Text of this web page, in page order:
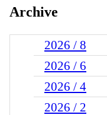
Archive
2026 / 8
2026 / 6
2026 / 4
2026 / 2